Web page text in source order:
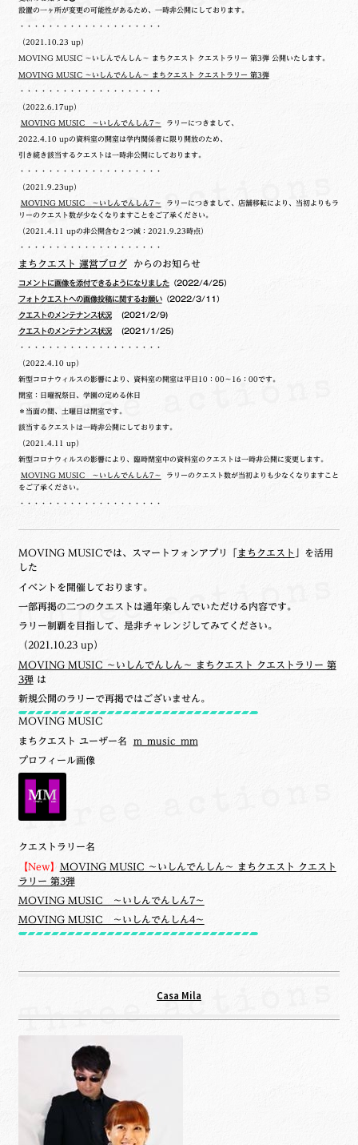
設置の一ヶ所が変更の可能性があるため、一時非公開にしております。
・・・・・・・・・・・・・・・・・・・・
（2021.10.23 up）
MOVING MUSIC ～いしんでんしん～ まちクエスト クエストラリー 第3弾 公開いたします。
MOVING MUSIC ～いしんでんしん～ まちクエスト クエストラリー 第3弾
・・・・・・・・・・・・・・・・・・・・
（2022.6.17up）
MOVING MUSIC ～いしんでんしん7～ ラリーにつきまして、
2022.4.10 upの資料室の開室は学内関係者に限り開放のため、
引き続き該当するクエストは一時非公開にしております。
・・・・・・・・・・・・・・・・・・・・
（2021.9.23up）
MOVING MUSIC ～いしんでんしん7～ ラリーにつきまして、店舗移転により、当初よりもラ
リーのクエスト数が少なくなりますことをご了承ください。
（2021.4.11 upの非公開含む２つ減：2021.9.23時点）
・・・・・・・・・・・・・・・・・・・・
まちクエスト 運営ブログからのお知らせ
コメントに画像を添付できるようになりました（2022/4/25）
フォトクエストへの画像投稿に関するお願い（2022/3/11）
クエストのメンテナンス状況(2021/2/9)
クエストのメンテナンス状況(2021/1/25)
・・・・・・・・・・・・・・・・・・・・
（2022.4.10 up）
新型コロナウィルスの影響により、資料室の開室は平日10：00～16：00です。
閉室：日曜祝祭日、学園の定める休日
＊当面の間、土曜日は閉室です。
該当するクエストは一時非公開にしております。
（2021.4.11 up）
新型コロナウィルスの影響により、臨時閉室中の資料室のクエストは一時非公開に変更します。
MOVING MUSIC ～いしんでんしん7～ ラリーのクエスト数が当初よりも少なくなりますこと
をご了承ください。
・・・・・・・・・・・・・・・・・・・・
MOVING MUSICでは、スマートフォンアプリ「 まちクエスト
」を活用
した
イベントを開催しております。
一部再掲の二つのクエストは通年楽しんでいただける内容です。
ラリー制覇を目指して、是非チャレンジしてみてください。
（2021.10.23 up）
MOVING MUSIC ～いしんでんしん～ まちクエスト クエストラリー 第
3弾 は
新規公開のラリーで再掲ではございません。
MOVING MUSIC
まちクエスト ユーザー名 m_music_mm
プロフィール画像
クエストラリー名
【New】
MOVING MUSIC ～いしんでんしん～ まちクエスト クエスト
ラリー 第3弾
MOVING MUSIC ～いしんでんしん7～
MOVING MUSIC ～いしんでんしん4～
Casa Mila